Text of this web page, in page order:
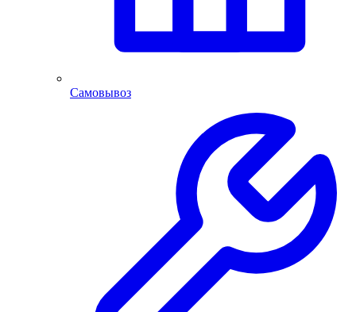
Самовывоз